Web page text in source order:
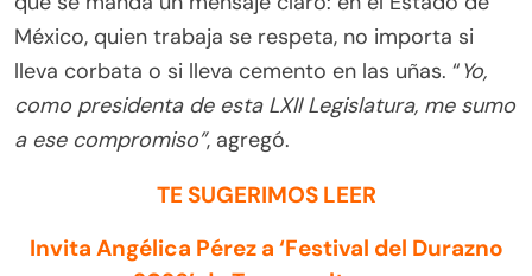
México, quien trabaja se respeta, no importa si
lleva corbata o si lleva cemento en las uñas. “Yo,
como presidenta de esta LXII Legislatura, me sumo
a ese compromiso”, agregó.
TE SUGERIMOS LEER
Invita Angélica Pérez a ‘Festival del Durazno